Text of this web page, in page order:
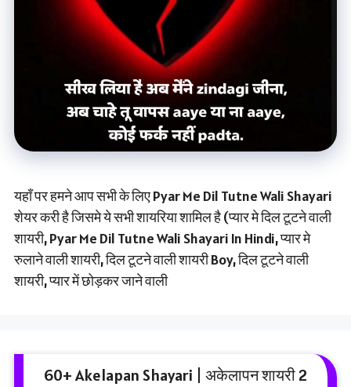
यहाँ पर हमने आप सभी के लिए Pyar Me Dil Tutne Wali Shayari
शेयर करी है जिसमे ये सभी शायरिया शामिल है (प्यार मे दिल टूटने वाली
शायरी, Pyar Me Dil Tutne Wali Shayari In Hindi, प्यार मे
रुलाने वाली शायरी, दिल टूटने वाली शायरी Boy, दिल टूटने वाली
शायरी, प्यार में छोड़कर जाने वाली
60+ Akelapan Shayari | अकेलापन शायरी 2